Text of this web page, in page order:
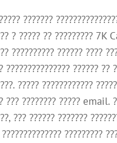
???????
? ????? ?? ????????? 7K
?????????? ?????? ????
??????????????? ?????? ??
????? ????????????
??? ???????? ????? email.
??? ?????? ???????
?????????